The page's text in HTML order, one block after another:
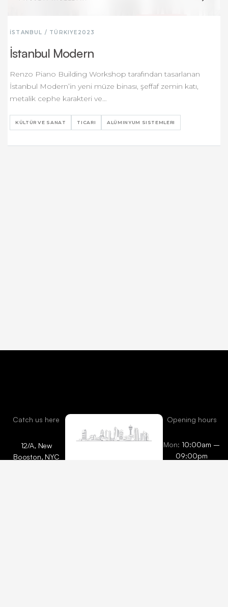
İSTANBUL / TÜRKIYE 2023
İstanbul Modern
Renzo Piano Building Workshop tarafından tasarlanan
İstanbul Modern’in yeni müze binası, şeffaf zemin katı,
metalik cephe karakteri ve…
KÜLTÜR VE SANAT TICARI ALÜMINYUM SISTEMLERI
Catch us here
12/A, New
Booston, NYC
Opening hours
Mon: 10:00am –
09:00pm